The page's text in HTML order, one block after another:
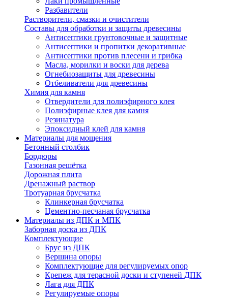
Разбавители
Растворители, смазки и очистители
Составы для обработки и защиты древесины
Антисептики грунтовочные и защитные
Антисептики и пропитки декоративные
Антисептики против плесени и грибка
Масла, морилки и воски для дерева
Огнебиозащиты для древесины
Отбеливатели для древесины
Химия для камня
Отвердители для полиэфирного клея
Полиэфирные клея для камня
Резинатура
Эпоксидный клей для камня
Материалы для мощения
Бетонный столбик
Бордюры
Газонная решётка
Дорожная плита
Дренажный раствор
Тротуарная брусчатка
Клинкерная брусчатка
Цементно-песчаная брусчатка
Материалы из ДПК и МПК
Заборная доска из ДПК
Комплектующие
Брус из ДПК
Вершина опоры
Комплектующие для регулируемых опор
Крепеж для терасной доски и ступеней ДПК
Лага для ДПК
Регулируемые опоры